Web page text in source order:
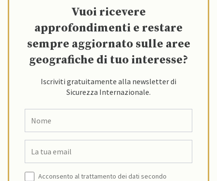
Vuoi ricevere
approfondimenti e restare
sempre aggiornato sulle aree
geografiche di tuo interesse?
Iscriviti gratuitamente alla newsletter di
Sicurezza Internazionale.
Acconsento al trattamento dei dati secondo